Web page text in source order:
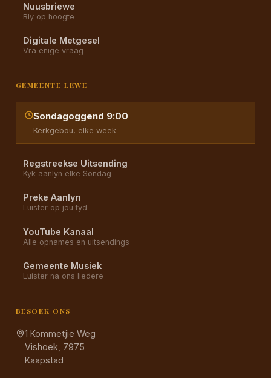
Nuusbriewe
Bly op hoogte
Digitale Metgesel
Vra enige vraag
GEMEENTE LEWE
Sondagoggend 9:00
Kerkgebou, elke week
Regstreekse Uitsending
Kyk aanlyn elke Sondag
Preke Aanlyn
Luister op jou tyd
YouTube Kanaal
Alle opnames en uitsendings
Gemeente Musiek
Luister na ons liedere
BESOEK ONS
1 Kommetjie Weg
Vishoek, 7975
Kaapstad